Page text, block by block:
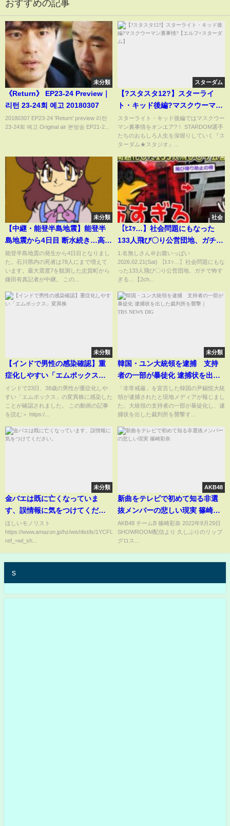
おすすめの記事
未分類
《Return》 EP23-24 Preview｜
리턴 23-24회 예고 20180307
20180307 EP23-24 'Return' preview 리턴
23-24회 예고 Original air 본방송 EP21-2...
スターダム
【?スタスタ12?】スターライ
ト・キッド後編?マスクウーマン
裏事情?【エルフ×スターダム】
スターライト・キッド後編ではマスクウー
マン裏事情をオンエア?！ STARDOM選手
たちのおもしろ人生を深堀りしていく『ス
ターダム★スタジオ』...
未分類
【中継・能登半島地震】能登半
島地震から4日目 断水続き…高齢
者多く不安も
能登半島地震の発生から4日目となりまし
た。石川県内の死者は78人にまで増えて
います。最大震度7を観測した志賀町から
鎌田有真記者が中継。 この...
社会
【ﾋｴｯ…】社会問題にもなった
133人飛び〇り公営団地、ガチで
怖すぎる…【2ch面白いスレ】
1:名無しさん＠お腹いっぱい
2026.02.21(Sat) 【ﾋｴｯ…】社会問題にもな
った133人飛び〇り公営団地、ガチで怖す
ぎる…【2ch...
未分類
【インドで男性の感染確認】重
症化しやすい「エムポックス」
変異株
インドで23日、38歳の男性が重症化しや
すい「エムポックス」の変異株に感染した
ことが確認されました。 この動画の記事
を読む＞ https:/...
未分類
韓国・ユン大統領を逮捕 支持
者の一部が暴徒化 逮捕状を出し
た裁判所を襲撃｜
TBS NEWS DIG
「非常戒厳」を宣言した韓国の尹錫悦大統
領が逮捕されたと現地メディアが報じまし
た。大統領の支持者の一部が暴徒化し、逮
捕状を出した裁判所を襲撃す...
未分類
金バエは既に亡くなっていま
す、誤情報に気をつけてくださ
い。
ほしいモノリスト
https://www.amazon.jp/hz/wishlist/ls/1YCFUHGE58S2M?
ref_=wl_sh...
AKB48
新曲をテレビで初めて知る非選
抜メンバーの悲しい現実 篠崎彩
奈
AKB48 チームB 篠崎彩奈 2022年8月29日
SHOWROOM配信より 久しぶりのリップ
グロス...
s